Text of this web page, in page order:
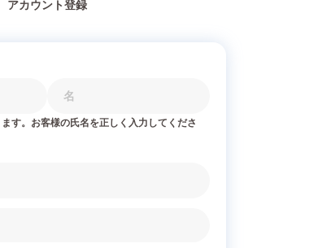
アカウント登録
す。お客様の氏名を正しく入力してくださ